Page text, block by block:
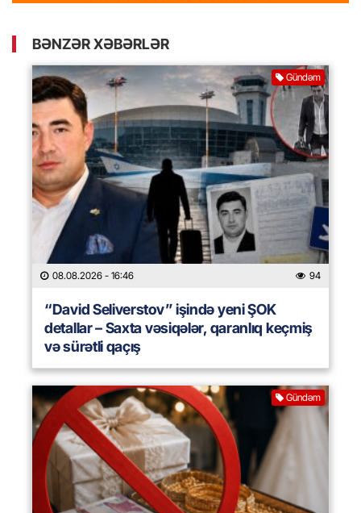
BƏNZƏR XƏBƏRLƏR
Gündəm
08.08.2026 - 16:46 94
“David Seliverstov” işində yeni ŞOK
detallar – Saxta vəsiqələr, qaranlıq keçmiş
və sürətli qaçış
Gündəm